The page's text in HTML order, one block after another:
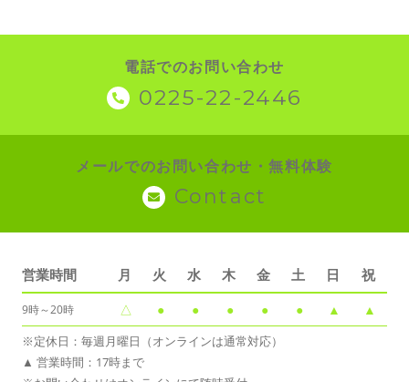
電話でのお問い合わせ
0225-22-2446
メールでのお問い合わせ・無料体験
Contact
営業時間 月 火 水 木 金 土 日 祝
9時～20時 △ ● ● ● ● ● ▲ ▲
※定休日：毎週月曜日（オンラインは通常対応）
▲ 営業時間：17時まで